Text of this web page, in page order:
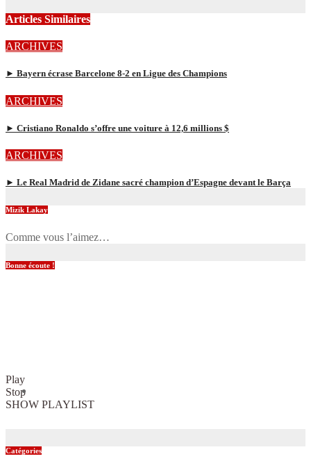
Articles Similaires
ARCHIVES
► Bayern écrase Barcelone 8-2 en Ligue des Champions
ARCHIVES
► Cristiano Ronaldo s’offre une voiture à 12,6 millions $
ARCHIVES
► Le Real Madrid de Zidane sacré champion d’Espagne devant le Barça
Mizik Lakay
Comme vous l’aimez…
Bonne écoute !
Play
Stop
SHOW PLAYLIST
Catégories